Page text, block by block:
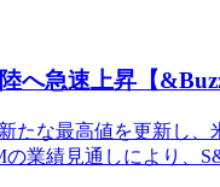
へ急速上昇【
たな最高値を更新し
業績見通しにより、